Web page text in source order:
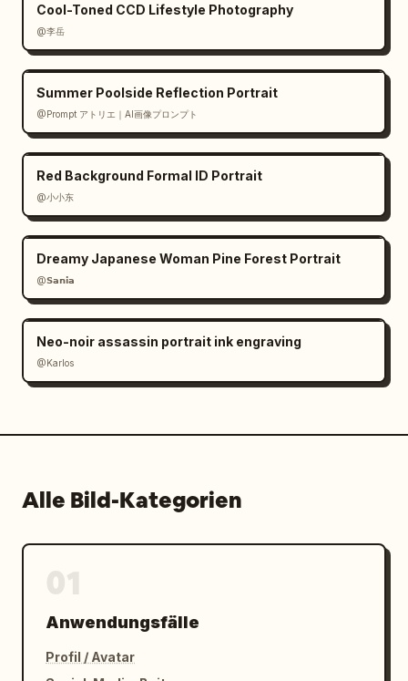
Cool-Toned CCD Lifestyle Photography
@李岳
Summer Poolside Reflection Portrait
@Prompt アトリエ｜AI画像プロンプト
Red Background Formal ID Portrait
@小小东
Dreamy Japanese Woman Pine Forest Portrait
@𝗦𝗮𝗻𝗶𝗮
Neo-noir assassin portrait ink engraving
@Karlos
Alle Bild-Kategorien
Anwendungsfälle
Profil / Avatar